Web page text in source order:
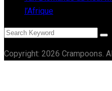
l’Afrique
Copyright: 2026 Crampoons.